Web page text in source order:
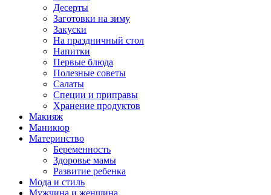
Десерты
Заготовки на зиму
Закуски
На праздничный стол
Напитки
Первые блюда
Полезные советы
Салаты
Специи и приправы
Хранение продуктов
Макияж
Маникюр
Материнство
Беременность
Здоровье мамы
Развитие ребенка
Мода и стиль
Мужчина и женщина